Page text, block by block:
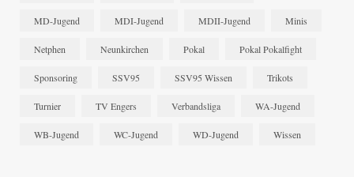
MD-Jugend MDI-Jugend MDII-Jugend Minis
Netphen Neunkirchen Pokal Pokal Pokalfight
Sponsoring SSV95 SSV95 Wissen Trikots
Turnier TV Engers Verbandsliga WA-Jugend
WB-Jugend WC-Jugend WD-Jugend Wissen